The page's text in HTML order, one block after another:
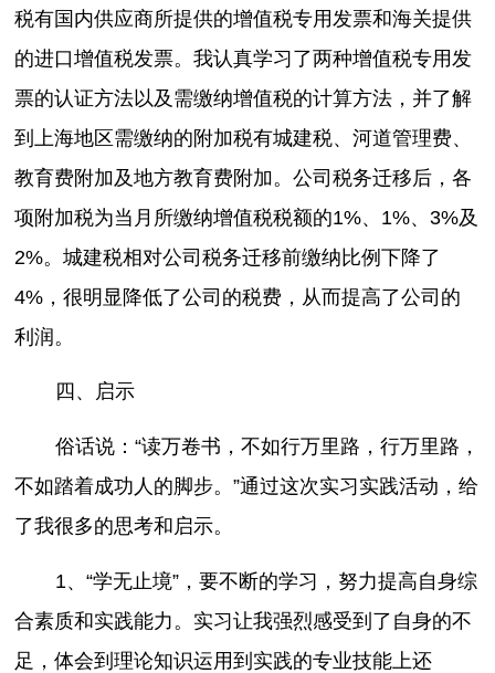
税有国内供应商所提供的增值税专用发票和海关提供
的进口增值税发票。我认真学习了两种增值税专用发
票的认证方法以及需缴纳增值税的计算方法，并了解
到上海地区需缴纳的附加税有城建税、河道管理费、
教育费附加及地方教育费附加。公司税务迁移后，各
项附加税为当月所缴纳增值税税额的1%、1%、3%及
2%。城建税相对公司税务迁移前缴纳比例下降了
4%，很明显降低了公司的税费，从而提高了公司的
利润。
四、启示
俗话说：“读万卷书，不如行万里路，行万里路，
不如踏着成功人的脚步。”通过这次实习实践活动，给
了我很多的思考和启示。
1、“学无止境”，要不断的学习，努力提高自身综
合素质和实践能力。实习让我强烈感受到了自身的不
足，体会到理论知识运用到实践的专业技能上还